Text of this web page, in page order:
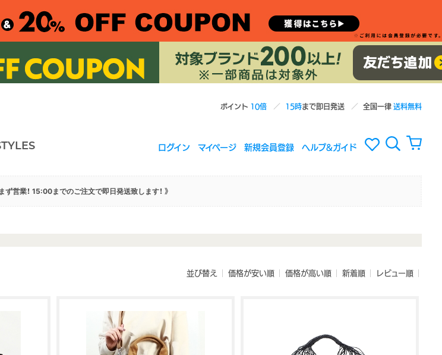
ポイント 10倍 15時まで即日発送 全国一律送料無料
ログイン マイページ 新規会員登録 ヘルプ&ガイド
ず営業！ 15:00までのご注文で即日発送致します！ 》
並び替え 価格が安い順 価格が高い順 新着順 レビュー順